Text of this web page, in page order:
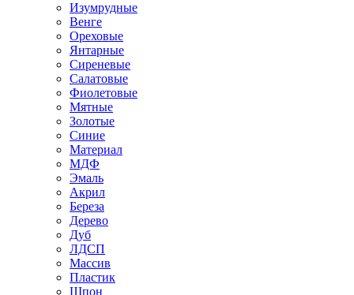
Изумрудные
Венге
Ореховые
Янтарные
Сиреневые
Салатовые
Фиолетовые
Мятные
Золотые
Синие
Материал
МДФ
Эмаль
Акрил
Береза
Дерево
Дуб
ЛДСП
Массив
Пластик
Шпон